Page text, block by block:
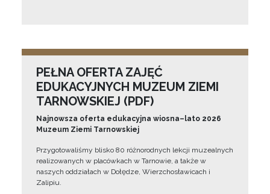
PEŁNA OFERTA ZAJĘĆ
EDUKACYJNYCH MUZEUM ZIEMI
TARNOWSKIEJ (PDF)
Najnowsza oferta edukacyjna wiosna–lato 2026
Muzeum Ziemi Tarnowskiej
Przygotowaliśmy blisko 80 różnorodnych lekcji muzealnych
realizowanych w placówkach w Tarnowie, a także w
naszych oddziałach w Dołędze, Wierzchosławicach i
Zalipiu.